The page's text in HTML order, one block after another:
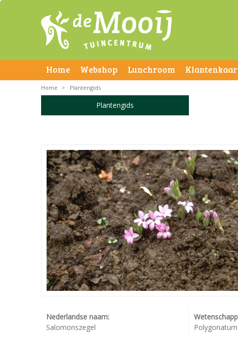
Home Webshop Lunchroom
Home > Plantengids
Plantengids
Nederlandse naam:
Salomonszegel